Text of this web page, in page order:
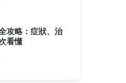
攻略：症狀、治
看懂